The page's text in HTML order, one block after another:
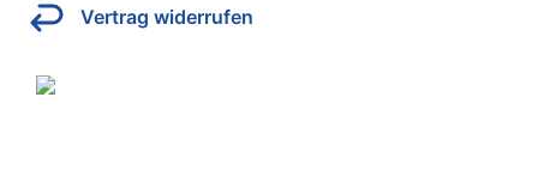
Vertrag widerrufen